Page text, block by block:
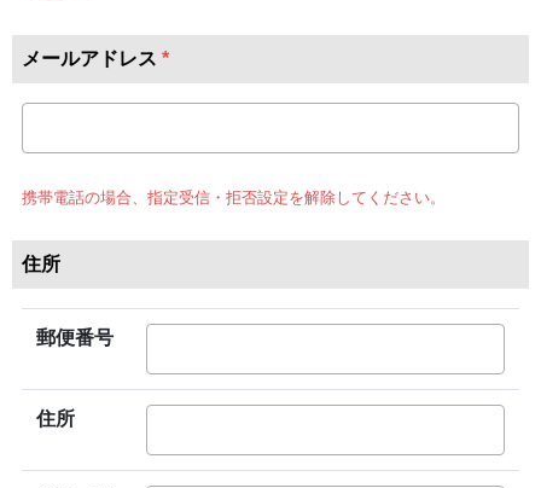
メールアドレス *
携帯電話の場合、指定受信・拒否設定を解除してください。
住所
郵便番号
住所